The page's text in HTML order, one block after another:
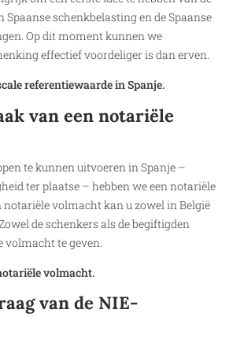
schenkbelasting en de Spaanse
Op dit moment kunnen we
effectief voordeliger is dan erven.
referentiewaarde in Spanje.
van een notariële
te kunnen uitvoeren in Spanje –
ter plaatse – hebben we een notariële
volmacht kan u zowel in België
de schenkers als de begiftigden
volmacht te geven.
volmacht.
van de NIE-